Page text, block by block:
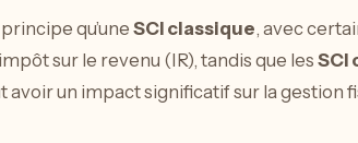
qu’une SCI classique, avec
sur le revenu (IR), tandis que lesSCI
un impact significatif sur la gestion